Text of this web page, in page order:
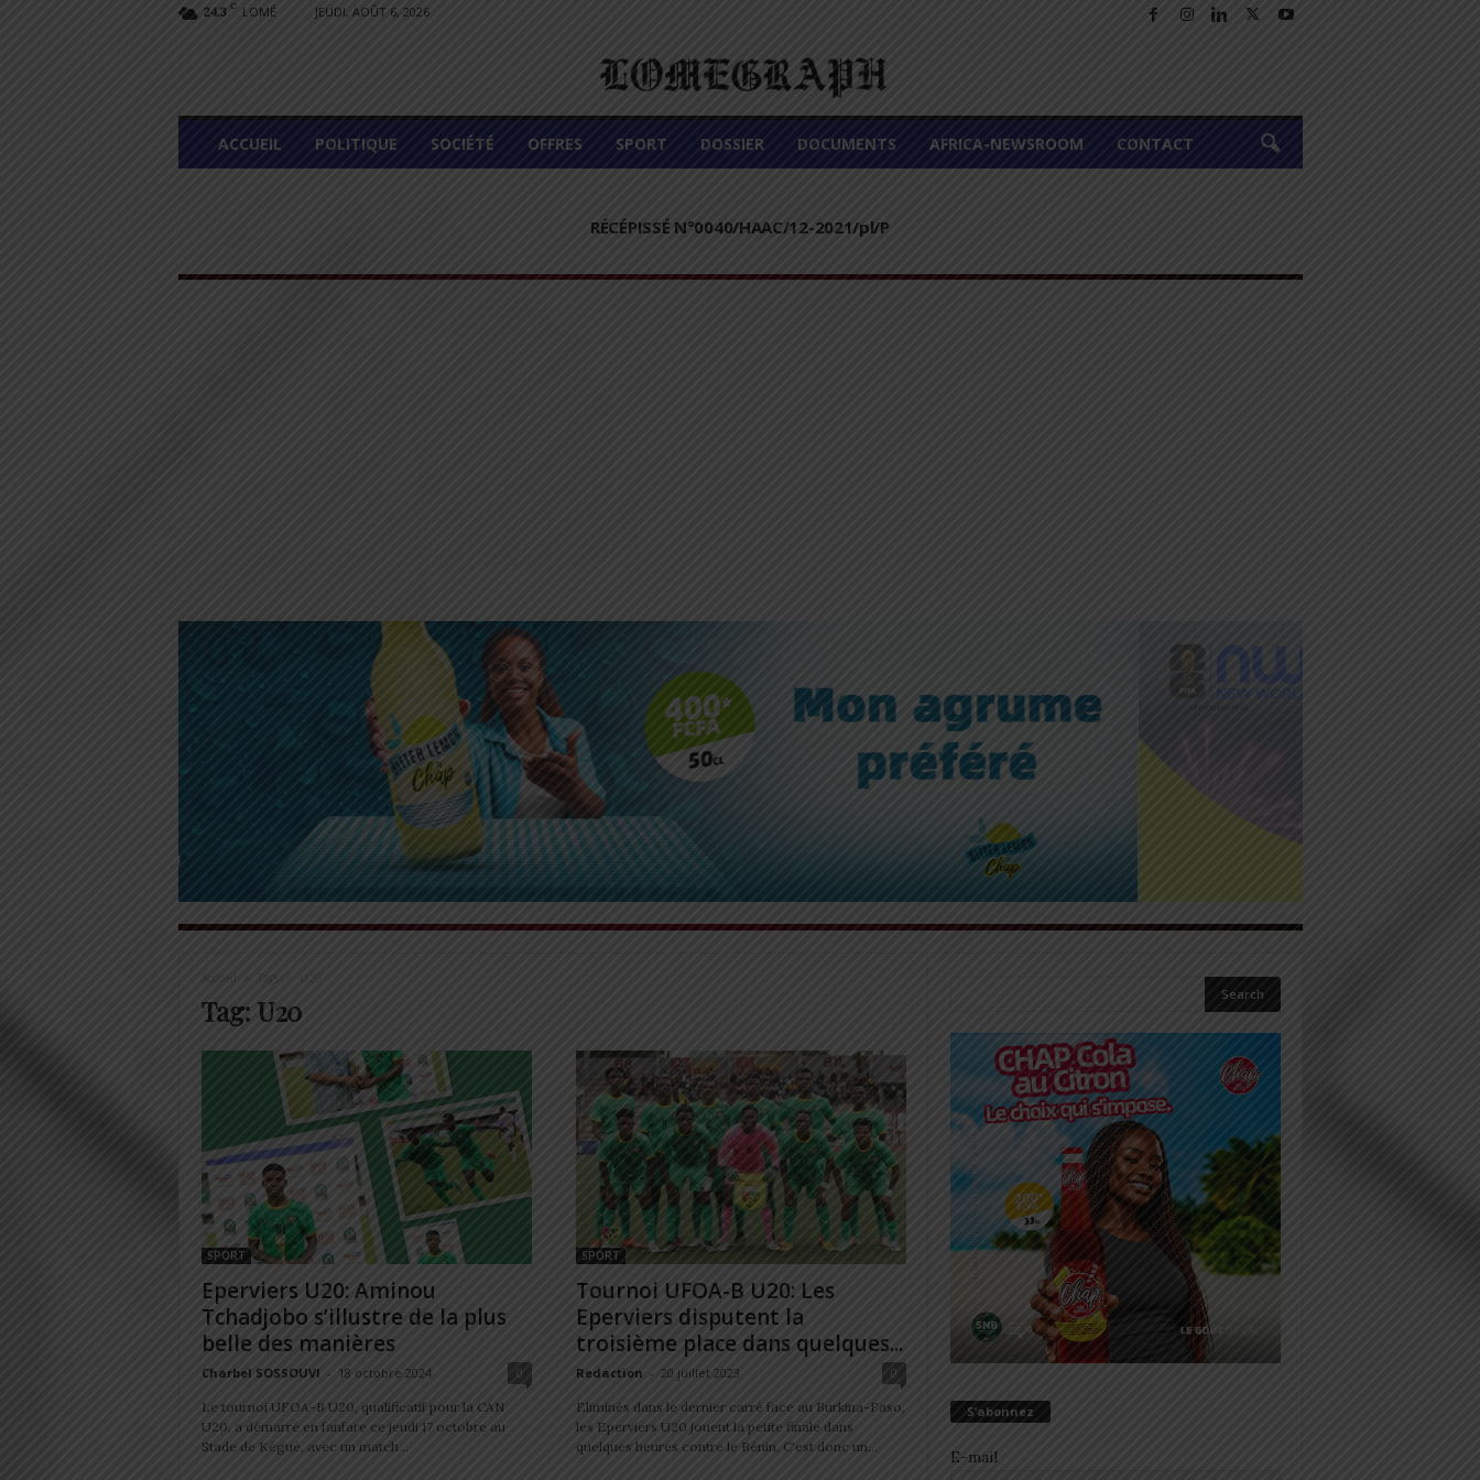
24.3 C LOMÉ JEUDI, AOÛT 6, 2026
L
M
ACCUEIL POLITIQUE SOCIÉTÉ OFFRES SPORT DOSSIER DOCUMENTS AFRICA-NEWSROOM CONTACT
RÉCÉPISSÉ N°0040/HAAC/12-2021/pl/P
Accueil Tags U20
Tag: U20
SPORT
Eperviers U20: Aminou
Tchadjobo s’illustre de la plus
belle des manières
Charbel SOSSOUVI - 18 octobre 2024 0
Le tournoi UFOA-B U20, qualificatif pour la CAN
U20, a démarré en fanfare ce jeudi 17 octobre au
Stade de Kégué, avec un match...
SPORT
Tournoi UFOA-B U20: Les
Eperviers disputent la
troisième place dans quelques...
Redaction - 20 juillet 2023 0
Eliminés dans le dernier carré face au Burkina-Faso,
les Eperviers U20 jouent la petite finale dans
quelques heures contre le Bénin. C'est donc un...
S’abonnez
E-mail